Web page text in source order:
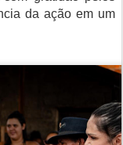
da ação em um